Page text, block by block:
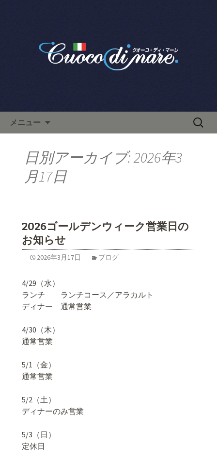
ーコ・ディ・マーレ」のブロ
メニュー
検
日別アーカイブ: 2026年3
月17日
2026ゴールデンウィーク営業日の
お知らせ
2026年3月17日 ブログ
4/29（水）
ランチ ランチコース／アラカルト
ディナー 通常営業
4/30（木）
通常営業
5/1（金）
通常営業
5/2（土）
ディナーのみ営業
5/3（日）
定休日